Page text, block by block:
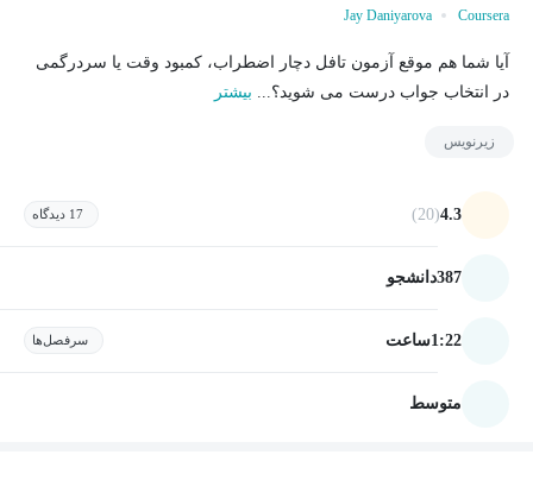
Coursera
Jay Daniyarova
آیا شما هم موقع آزمون تافل دچار اضطراب، کمبود وقت یا سردرگمی
در انتخاب جواب درست می شوید؟... بیشتر
زیرنویس
4.3
(20) 17 دیدگاه
387دانشجو
1:22ساعت سرفصل‌ها
متوسط